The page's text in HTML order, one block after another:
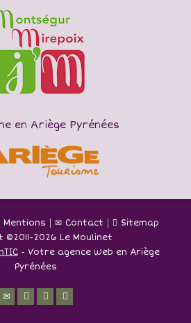
en Ariège Pyrénées
Mentions Contact
Sitemap
©2011-2026 Le Moulinet
- Votre agence web en Ariège
Pyrénées